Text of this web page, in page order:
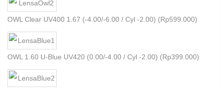
OWL Clear UV400 1.67 (-4.00/-6.00 / Cyl -2.00) (Rp599.000)
OWL 1.60 U-Blue UV420 (0.00/-4.00 / Cyl -2.00) (Rp399.000)